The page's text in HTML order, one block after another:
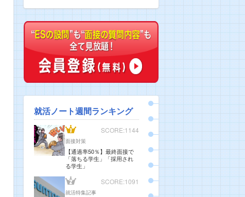
就活ノート週間ランキング
SCORE:1144
面接対策
【通過率50％】最終面接で
「落ちる学生」「採用され
る学生」
SCORE:1091
就活特集記事